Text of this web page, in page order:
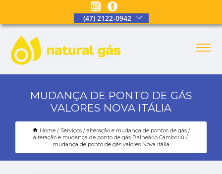
(47) 2122-0942
MUDANÇA DE PONTO DE GÁS
VALORES NOVA ITÁLIA
Home Serviços
alteração e mudança de pontos de gás
alteração e mudança de ponto de gás Balneário Camboriú
mudança de ponto de gás valores Nova Itália